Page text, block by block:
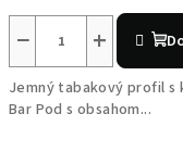
+
−
Jemný tabakový profil s
Bar Pod s obsahom...